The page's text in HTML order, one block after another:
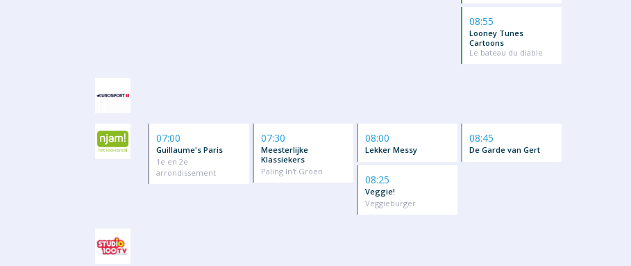
08:55
Looney Tunes
Cartoons
Le bateau du diable
07:00
Guillaume's Paris
1e en 2e
arrondissement
07:30
Meesterlijke
Klassiekers
Paling In't Groen
08:00
Lekker Messy
08:25
Veggie!
Veggieburger
08:45
De Garde van Gert